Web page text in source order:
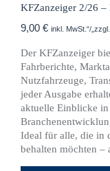
KFZanzeiger 2/26 –
9,00 € inkl. MwSt.“/
Der KFZanzeiger
Fahrberichte,
Nutzfahrzeuge,
jeder Ausgabe
aktuelle Einblicke in
Ideal für alle, die in
behalten möchten –